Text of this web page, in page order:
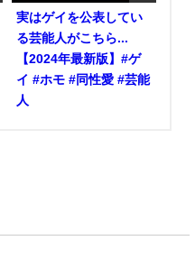
実はゲイを公表してい
る芸能人がこちら...
【2024年最新版】#ゲ
イ #ホモ #同性愛 #芸能
人